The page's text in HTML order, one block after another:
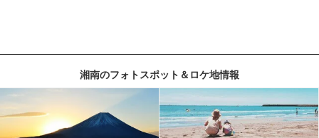
湘南のフォトスポット＆ロケ地情報